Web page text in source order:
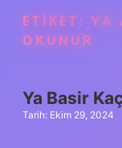
ETIKET: YA
OKUNUR
Ya Basir
Tarih: Ekim 29, 2024